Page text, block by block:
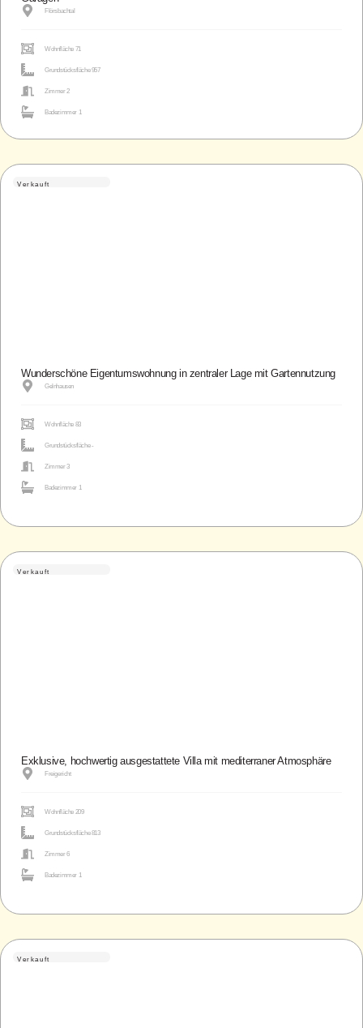
Flörsbachtal
Wohnfläche 71
Grundstücksfläche 957
Zimmer 2
Badezimmer 1
Verkauft
Wunderschöne Eigentumswohnung in zentraler Lage mit Gartennutzung
Gelnhausen
Wohnfläche 83
Grundstücksfläche -
Zimmer 3
Badezimmer 1
Verkauft
Exklusive, hochwertig ausgestattete Villa mit mediterraner Atmosphäre
Freigericht
Wohnfläche 209
Grundstücksfläche 813
Zimmer 6
Badezimmer 1
Verkauft